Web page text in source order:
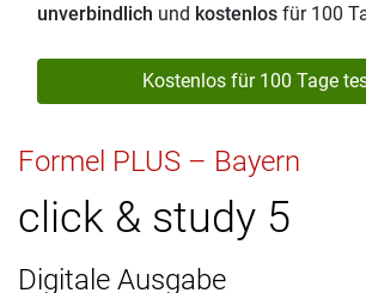
unverbindlich und kostenlos für 100
Kostenlos für 100 Tage
Formel PLUS – Bayern
click & study 5
Digitale Ausgabe